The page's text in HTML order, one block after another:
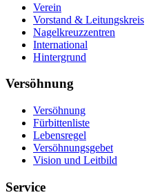
Verein
Vorstand & Leitungskreis
Nagelkreuzzentren
International
Hintergrund
Versöhnung
Versöhnung
Fürbittenliste
Lebensregel
Versöhnungsgebet
Vision und Leitbild
Service